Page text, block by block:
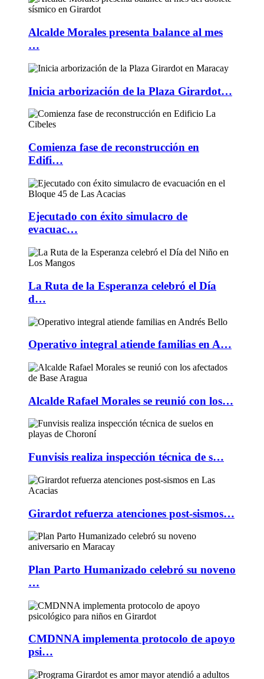
Alcalde Morales presenta balance al mes
…
Inicia arborización de la Plaza Girardot…
Comienza fase de reconstrucción en
Edifi…
Ejecutado con éxito simulacro de
evacuac…
La Ruta de la Esperanza celebró el Día
d…
Operativo integral atiende familias en A…
Alcalde Rafael Morales se reunió con los…
Funvisis realiza inspección técnica de s…
Girardot refuerza atenciones post-sismos…
Plan Parto Humanizado celebró su noveno
…
CMDNNA implementa protocolo de apoyo
psi…